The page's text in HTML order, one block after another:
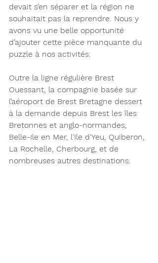
devait s’en séparer et la région ne
souhaitait pas la reprendre. Nous y
avons vu une belle opportunité
d’ajouter cette pièce manquante du
puzzle à nos activités.
Outre la ligne régulière Brest
Ouessant, la compagnie basée sur
l’aéroport de Brest Bretagne dessert
à la demande depuis Brest les îles
Bretonnes et anglo-normandes,
Belle-Ile en Mer, l'Ile d'Yeu, Quiberon,
La Rochelle, Cherbourg, et de
nombreuses autres destinations.